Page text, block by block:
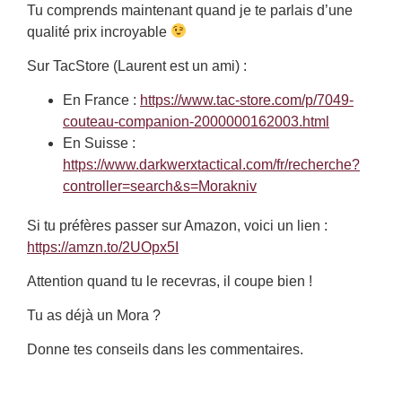
Tu comprends maintenant quand je te parlais d’une
qualité prix incroyable
Sur TacStore (Laurent est un ami) :
En France : https://www.tac-store.com/p/7049-
couteau-companion-2000000162003.html
En Suisse :
https://www.darkwerxtactical.com/fr/recherche?
controller=search&s=Morakniv
Si tu préfères passer sur Amazon, voici un lien :
https://amzn.to/2UOpx5I
Attention quand tu le recevras, il coupe bien !
Tu as déjà un Mora ?
Donne tes conseils dans les commentaires.